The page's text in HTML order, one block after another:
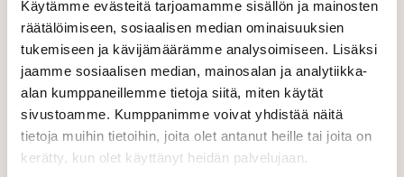
Käytämme evästeitä tarjoamamme sisällön ja mainosten
räätälöimiseen, sosiaalisen median ominaisuuksien
tukemiseen ja kävijämäärämme analysoimiseen. Lisäksi
jaamme sosiaalisen median, mainosalan ja analytiikka-
alan kumppaneillemme tietoja siitä, miten käytät
sivustoamme. Kumppanimme voivat yhdistää näitä
tietoja muihin tietoihin, joita olet antanut heille tai joita on
kerätty, kun olet käyttänyt heidän palvelujaan.
ratkaisu on ollut järkevä ja toimiva.
Työn, vapaa-ajan ja opiskelun yhdistäminen ei ole toki
ollut helppoa. Lapseni harrastavat kahta urheilulajia ja
myös mieheni työt tuovat omat kuvionsa arjen
palapelin järjestämiseen. Toisinaan opinnot
kasaantuvat ja tuntuu, että en ehdi. Silloin pitää vaan
ottaa itselleen aikaa ja tehdä annetut projektit pois